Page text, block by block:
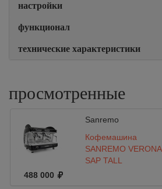
настройки
функционал
технические характеристики
просмотренные
Sanremo
Кофемашина
SANREMO VERONA
SAP TALL
488 000